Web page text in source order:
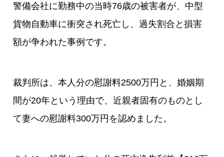
警備会社に勤務中の当時76歳の被害者が、中型
貨物自動車に衝突され死亡し、過失割合と損害
額が争われた事例です。
裁判所は、本人分の慰謝料2500万円と、婚姻期
間が20年という理由で、近親者固有のものとし
て妻への慰謝料300万円を認めました。